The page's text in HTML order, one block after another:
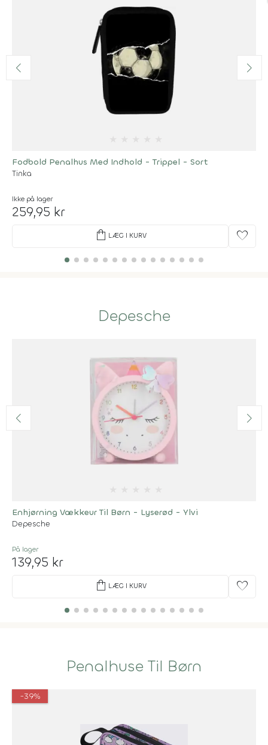
Fodbold Penalhus Med Indhold - Trippel - Sort
Tinka
Ikke på lager
259,95 kr
shopping_bag LÆG I KURV favorite
Depesche
Enhjørning Vækkeur Til Børn - Lyserød - Ylvi
Depesche
På lager
139,95 kr
shopping_bag LÆG I KURV favorite
Penalhuse Til Børn
-39%